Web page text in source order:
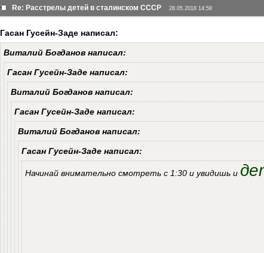
Re: Расстрелы детей в сталинском СССР 28.05.2018 14:58
Гасан Гусейн-Заде написал:
Виталий Богданов написал:
Гасан Гусейн-Заде написал:
Виталий Богданов написал:
Гасан Гусейн-Заде написал:
Виталий Богданов написал:
Гасан Гусейн-Заде написал:
Начинай внимательно смотреть с 1:30 и увидишь и